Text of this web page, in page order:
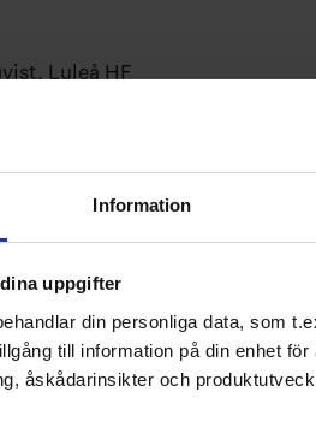
Information
uppgifter
din personliga data, som
till information på din enhet
åskådarinsikter och
Luleå HF
SCL Tigers
Ehn, Linköping HC
EV Zug
Rögle BK
Växjö Lakers HC
EHC Biel-Bienne
la Rose, HC Fribourg-Gottéron
Skellefteå AIK